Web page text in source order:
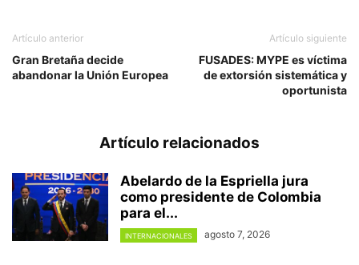
Artículo anterior
Gran Bretaña decide
abandonar la Unión Europea
Artículo siguiente
FUSADES: MYPE es víctima
de extorsión sistemática y
oportunista
Artículo relacionados
Abelardo de la Espriella jura
como presidente de Colombia
para el...
INTERNACIONALES agosto 7, 2026